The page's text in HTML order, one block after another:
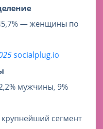
— женщины по
socialplug.io
мужчины, 9%
сегмент